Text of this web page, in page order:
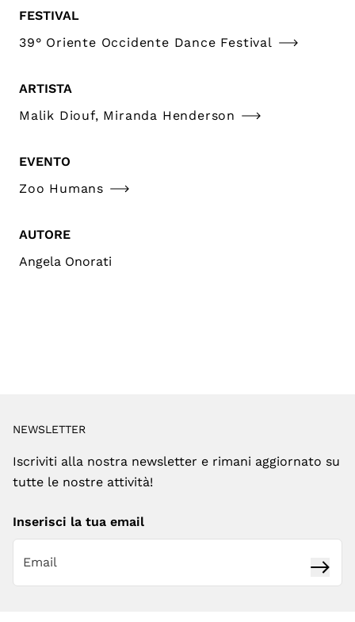
FESTIVAL
39° Oriente Occidente Dance Festival
ARTISTA
Malik Diouf, Miranda Henderson
EVENTO
Zoo Humans
AUTORE
Angela Onorati
NEWSLETTER
Iscriviti alla nostra newsletter e rimani aggiornato su
tutte le nostre attività!
Inserisci la tua email